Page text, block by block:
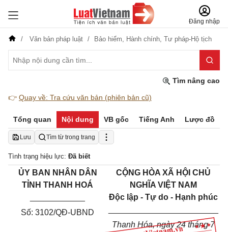
Đăng nhập
Văn bản pháp luật Bảo hiểm, Hành chính, Tư pháp-Hộ tịch
Tìm nâng cao
👉 Quay về: Tra cứu văn bản (phiên bản cũ)
Tổng quan Nội dung VB gốc Tiếng Anh Lược đồ
Lưu Tìm từ trong trang
Tình trạng hiệu lực: Đã biết
ỦY BAN NHÂN DÂN
TỈNH THANH HOÁ
Số: 3102/QĐ-UBND
CỘNG HÒA XÃ HỘI CHỦ
NGHĨA VIỆT NAM
Độc lập - Tự do - Hạnh phúc
Thanh Hóa, ngày 24 tháng 7